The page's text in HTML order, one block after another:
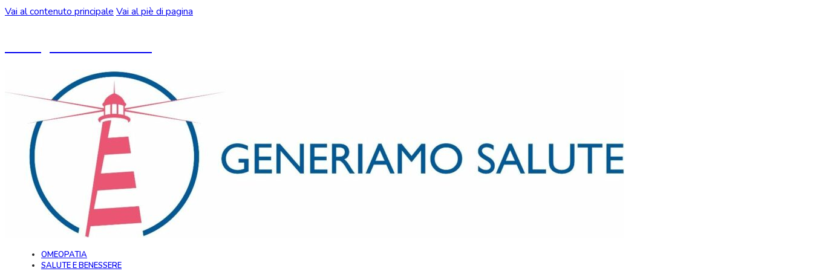
Vai al contenuto principale Vai al piè di pagina
OMEOPATIA
SALUTE E BENESSERE